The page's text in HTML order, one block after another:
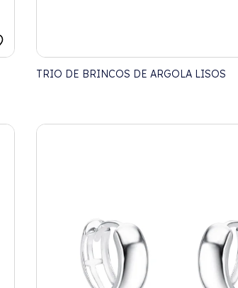
TRIO DE BRINCOS DE ARGOLA LISOS